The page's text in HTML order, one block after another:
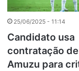
25/06/2025 - 11:14
Candidato usa
contratação de
Amuzu para